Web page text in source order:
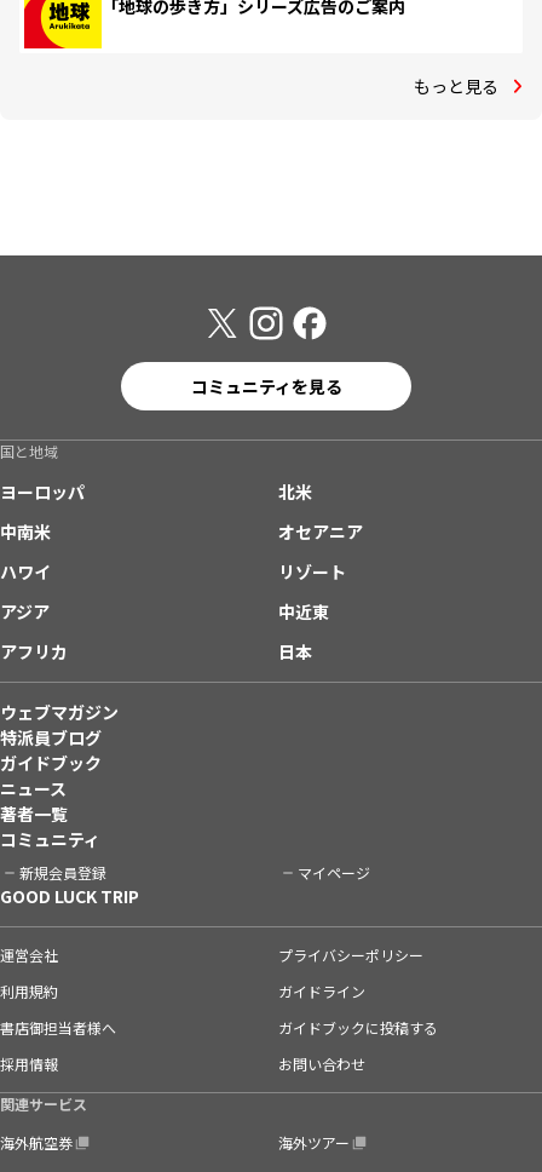
「地球の歩き方」シリーズ広告のご案内
もっと見る
コミュニティを見る
国と地域
ヨーロッパ
北米
中南米
オセアニア
ハワイ
リゾート
アジア
中近東
アフリカ
日本
ウェブマガジン
特派員ブログ
ガイドブック
ニュース
著者一覧
コミュニティ
新規会員登録 マイページ
GOOD LUCK TRIP
運営会社
プライバシーポリシー
利用規約
ガイドライン
書店御担当者様へ
ガイドブックに投稿する
採用情報
お問い合わせ
関連サービス
海外航空券
海外ツアー